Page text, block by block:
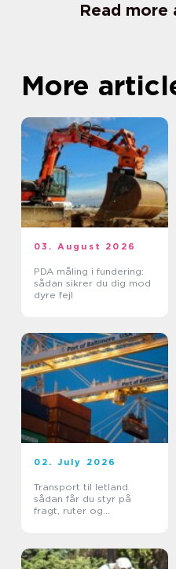
Read more
More
03. August 2026
PDA måling i fundering:
sådan sikrer du dig mod
dyre fejl
02. July 2026
Transport til letland
sådan får du styr på
fragt, ruter og